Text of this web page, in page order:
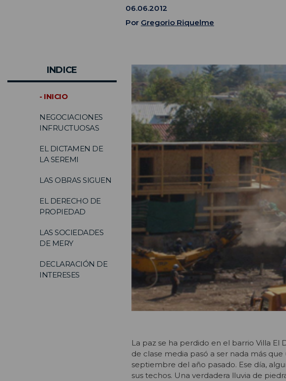
06.06.2012
Por Gregorio Riquelme
INDICE
- INICIO
NEGOCIACIONES
INFRUCTUOSAS
EL DICTAMEN DE
LA SEREMI
LAS OBRAS SIGUEN
EL DERECHO DE
PROPIEDAD
LAS SOCIEDADES
DE MERY
DECLARACIÓN DE
INTERESES
La paz se ha perdido en el barrio Villa El
de clase media pasó a ser nada más
septiembre del año pasado. Ese día,
sus techos. Una verdadera lluvia de